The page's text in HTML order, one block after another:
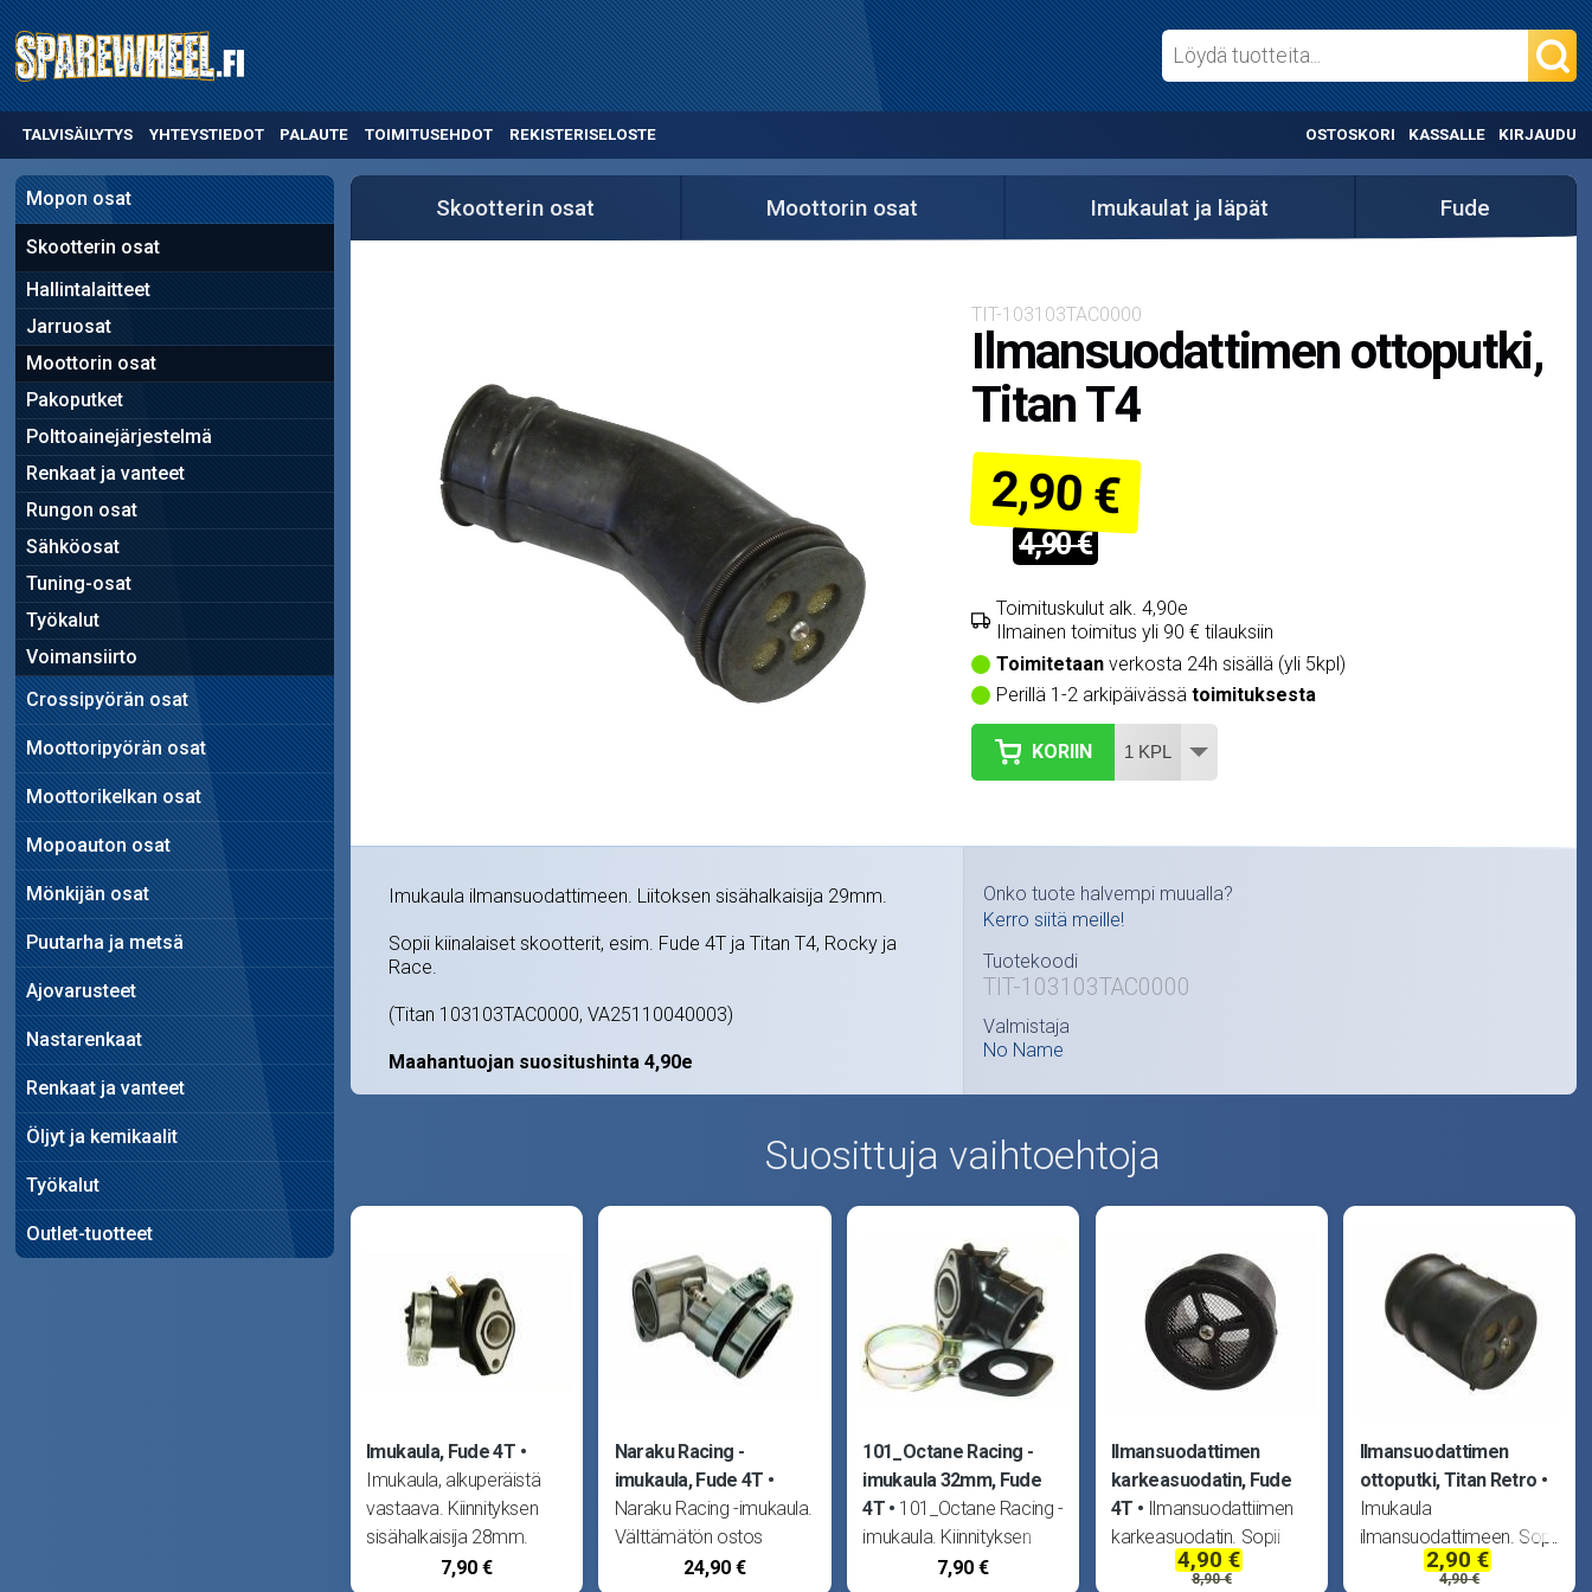
TALVISÄILYTYS YHTEYSTIEDOT PALAUTE TOIMITUSEHDOT REKISTERISELOSTE OSTOSKORI KASSALLE KIRJAUDU
Mopon osat
Skootterin osat
Hallintalaitteet
Jarruosat
Moottorin osat
Pakoputket
Polttoainejärjestelmä
Renkaat ja vanteet
Rungon osat
Sähköosat
Tuning-osat
Työkalut
Voimansiirto
Crossipyörän osat
Moottoripyörän osat
Moottorikelkan osat
Mopoauton osat
Mönkijän osat
Puutarha ja metsä
Ajovarusteet
Nastarenkaat
Renkaat ja vanteet
Öljyt ja kemikaalit
Työkalut
Outlet-tuotteet
Skootterin osat Moottorin osat Imukaulat ja läpät Fude
TIT-103103TAC0000
Ilmansuodattimen ottoputki,
Titan T4
2,90 €
4,90 €
Toimituskulut alk. 4,90e
Ilmainen toimitus yli 90 € tilauksiin
Toimitetaanverkosta 24h sisällä (yli 5kpl)
Perillä 1-2 arkipäivässä toimituksesta
KORIIN
Imukaula ilmansuodattimeen. Liitoksen sisähalkaisija 29mm.
Sopii kiinalaiset skootterit, esim. Fude 4T ja Titan T4, Rocky ja
Race.
(Titan 103103TAC0000, VA25110040003)
Maahantuojan suositushinta 4,90e
Onko tuote halvempi muualla?
Kerro siitä meille!
Tuotekoodi
TIT-103103TAC0000
Valmistaja
No Name
Suosittuja vaihtoehtoja
Imukaula, Fude 4T
Imukaula, alkuperäistä
vastaava. Kiinnityksen
sisähalkaisija 28mm.
Kiinnitys myös
7,90 €
Naraku Racing -
imukaula, Fude 4T
Naraku Racing -imukaula.
Välttämätön ostos
asennettaessa
24,90 €
101_Octane Racing -
imukaula 32mm, Fude
4T
101_Octane Racing -
imukaula. Kiinnityksen
sisähalkaisija 32mm.
7,90 €
Ilmansuodattimen
karkeasuodatin, Fude
4T
Ilmansuodattiimen
karkeasuodatin. Sopii
kiinalaiset skootterit,
4,90 €
8,90 €
Ilmansuodattimen
ottoputki, Titan Retro
Imukaula
ilmansuodattimeen. Sopii
kiinalaiset skootterit,
2,90 €
4,90 €